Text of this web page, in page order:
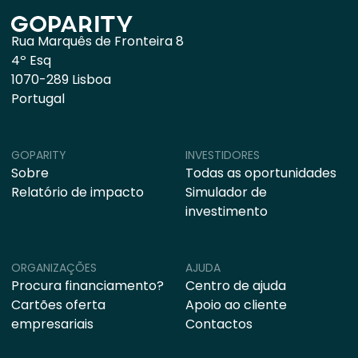
Rua Marquês de Fronteira 8
4º Esq
1070-289 Lisboa
Portugal
ORGANIZAÇÕES
Procura financiamento?
Cartões oferta
empresariais
AJUDA
Centro de ajuda
Apoio ao cliente
Contactos
GOPARITY
Sobre
Relatório de impacto
INVESTIDORES
Todas as oportunidades
Simulador de
investimento